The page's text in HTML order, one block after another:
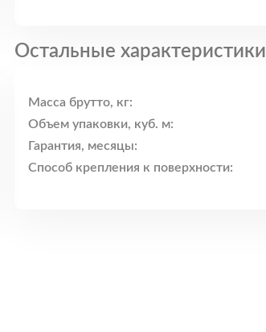
Остальные характеристики
Масса брутто, кг:
Объем упаковки, куб. м:
Гарантия, месяцы:
Способ крепления к поверхности: